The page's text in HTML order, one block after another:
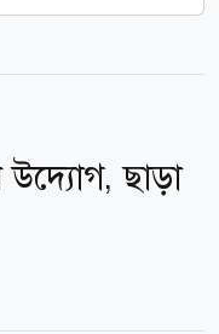
উদ্যোগ, ছাড়া